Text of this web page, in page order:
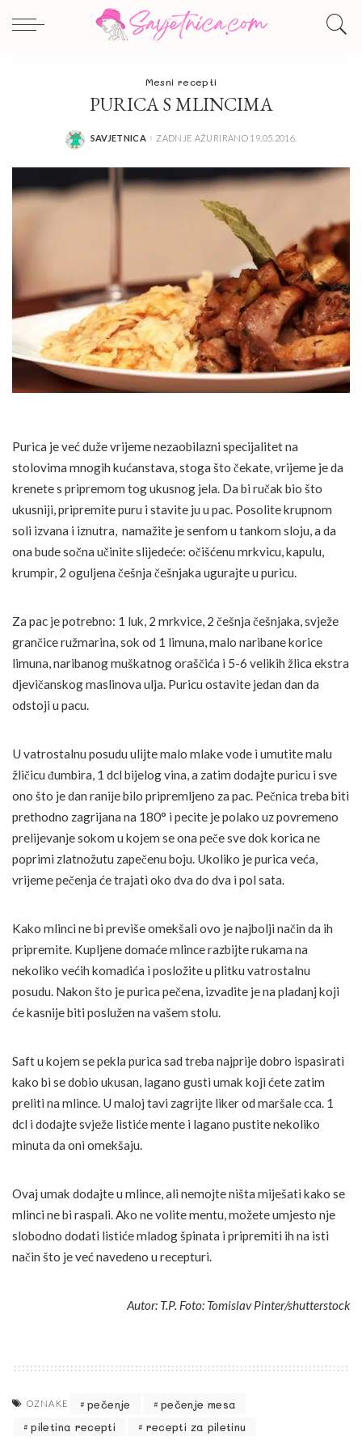
Mesni recepti
PURICA S MLINCIMA
POSTED
SAVJETNICA ZADNJE AŽURIRANO 19.05.2016.
Purica je već duže vrijeme nezaobilazni specijalitet na
stolovima mnogih kućanstava, stoga što čekate, vrijeme je da
krenete s pripremom tog ukusnog jela. Da bi ručak bio što
ukusniji, pripremite puru i stavite ju u pac. Posolite krupnom
soli izvana i iznutra, namažite je senfom u tankom sloju, a da
ona bude sočna učinite slijedeće: očišćenu mrkvicu, kapulu,
krumpir, 2 oguljena češnja češnjaka ugurajte u puricu.
Za pac je potrebno: 1 luk, 2 mrkvice, 2 češnja češnjaka, svježe
grančice ružmarina, sok od 1 limuna, malo naribane korice
limuna, naribanog muškatnog oraščića i 5-6 velikih žlica ekstra
djevičanskog maslinova ulja. Puricu ostavite jedan dan da
odstoji u pacu.
U vatrostalnu posudu ulijte malo mlake vode i umutite malu
žličicu đumbira, 1 dcl bijelog vina, a zatim dodajte puricu i sve
ono što je dan ranije bilo pripremljeno za pac. Pečnica treba biti
prethodno zagrijana na 180° i pecite je polako uz povremeno
prelijevanje sokom u kojem se ona peče sve dok korica ne
poprimi zlatnožutu zapečenu boju. Ukoliko je purica veća,
vrijeme pečenja će trajati oko dva do dva i pol sata.
Kako mlinci ne bi previše omekšali ovo je najbolji način da ih
pripremite. Kupljene domaće mlince razbijte rukama na
nekoliko većih komadića i posložite u plitku vatrostalnu
posudu. Nakon što je purica pečena, izvadite je na pladanj koji
će kasnije biti poslužen na vašem stolu.
Saft u kojem se pekla purica sad treba najprije dobro ispasirati
kako bi se dobio ukusan, lagano gusti umak koji ćete zatim
preliti na mlince. U maloj tavi zagrijte liker od maršale cca. 1
dcl i dodajte svježe listiće mente i lagano pustite nekoliko
minuta da oni omekšaju.
Ovaj umak dodajte u mlince, ali nemojte ništa miješati kako se
mlinci ne bi raspali. Ako ne volite mentu, možete umjesto nje
slobodno dodati listiće mladog špinata i pripremiti ih na isti
način što je već navedeno u recepturi.
Autor: T.P. Foto: Tomislav Pinter/shutterstock
OZNAKE pečenje
pečenje mesa
piletina recepti
recepti za piletinu